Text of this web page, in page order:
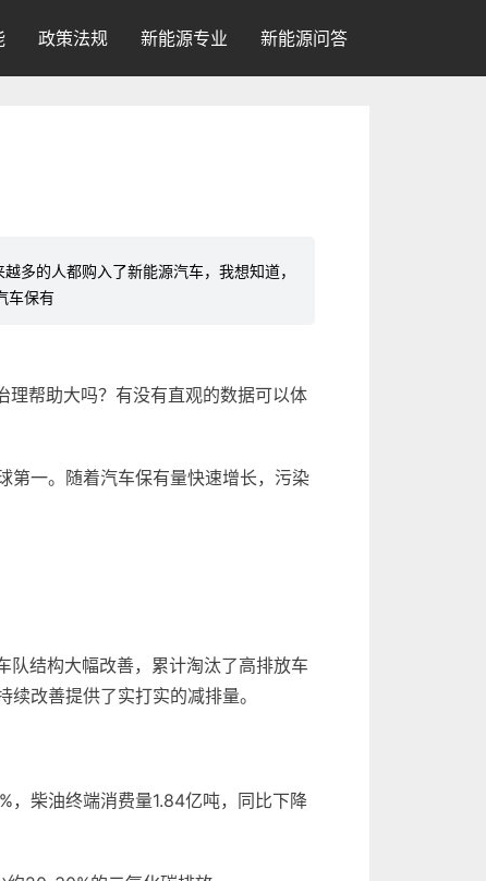
政策法规 新能源专业 新能源问答
多的人都购入了新能源汽车，我想知道，
车保有
理帮助大吗？有没有直观的数据可以体
一。随着汽车保有量快速增长，污染
队结构大幅改善，累计淘汰了高排放车
改善提供了实打实的减排量。
，柴油终端消费量1.84亿吨，同比下降